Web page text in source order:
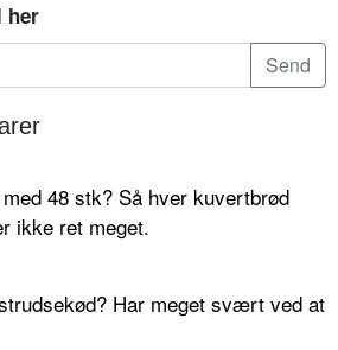
her
48 stk? Så hver kuvertbrød
ikke ret meget.
Har meget svært ved at